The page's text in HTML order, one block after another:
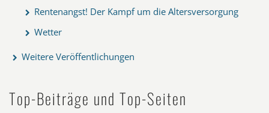
Rentenangst! Der Kampf um die Altersversorgung
Wetter
Weitere Veröffentlichungen
Top-Beiträge und Top-Seiten